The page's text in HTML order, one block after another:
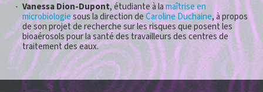
Vanessa Dion-Dupont, étudiante à lamaîtrise en
microbiologiesous la direction deCaroline Duchaine, à propos
de son projet de recherche sur les risques que posent les
bioaérosols pour la santé des travailleurs des centres de
traitement des eaux.